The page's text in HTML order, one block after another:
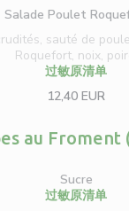
Salade Poulet
sauté de
Roquefort, noix,
过敏原清单
12,40 EUR
au Froment
Sucre
过敏原清单